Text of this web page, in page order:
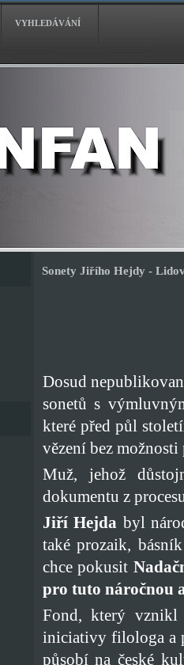
VYHLEDÁVÁNÍ
Sonety Jiřího Hejdy -
Dosud
sonetů s
které před půl
vězení bez
Muž, jehož
dokumentu z
Jiří Hejda byl
také prozaik,
chce pokusit
pro tuto náročnou
Fond, který vznikl
iniciativy filologa a
působí na české